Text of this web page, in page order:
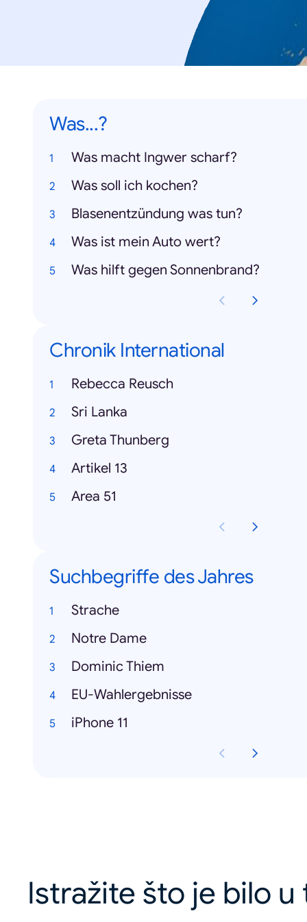
Was...?
Was macht Ingwer scharf?
Was soll ich kochen?
Blasenentzündung was tun?
Was ist mein Auto wert?
Was hilft gegen Sonnenbrand?
Chronik International
Rebecca Reusch
Sri Lanka
Greta Thunberg
Artikel 13
Area 51
Suchbegriffe des Jahres
Strache
Notre Dame
Dominic Thiem
EU-Wahlergebnisse
iPhone 11
Istražite što je bilo